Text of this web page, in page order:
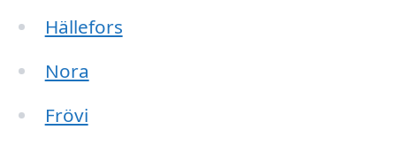
Hällefors
Nora
Frövi